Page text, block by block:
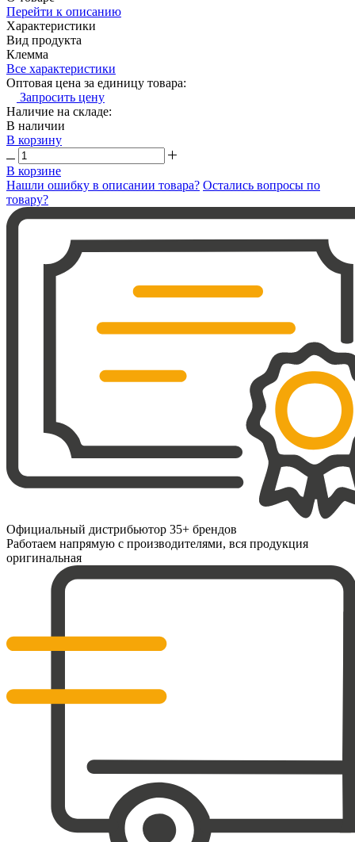
Перейти к описанию
Характеристики
Вид продукта
Клемма
Все характеристики
Оптовая цена за единицу товара:
Запросить цену
Наличие на складе:
В наличии
В корзину
В корзине
Нашли ошибку в описании товара? Остались вопросы по
товару?
Официальный дистрибьютор 35+ брендов
Работаем напрямую с производителями, вся продукция
оригинальная